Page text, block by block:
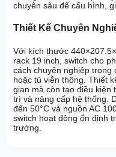
chuyên sâu để cấu hình,
Thiết Kế Chuyên
Với kích thước
rack 19 inch, switch cho
cách chuyên nghiệp trong
hoặc tủ viễn thông. Thiết
gian mà còn tạo điều kiện
trì và nâng cấp hệ thống.
đến 50°C và nguồn AC
switch hoạt động ổn định
trường.